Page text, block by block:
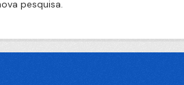
pesquisa.